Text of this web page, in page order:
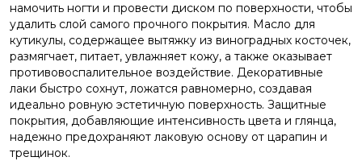
намочить ногти и провести диском по поверхности, чтобы
удалить слой самого прочного покрытия. Масло для
кутикулы, содержащее вытяжку из виноградных косточек,
размягчает, питает, увлажняет кожу, а также оказывает
противовоспалительное воздействие. Декоративные
лаки быстро сохнут, ложатся равномерно, создавая
идеально ровную эстетичную поверхность. Защитные
покрытия, добавляющие интенсивность цвета и глянца,
надежно предохраняют лаковую основу от царапин и
трещинок.